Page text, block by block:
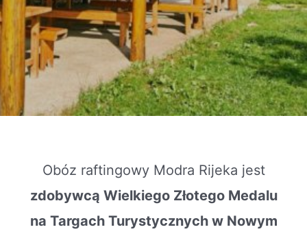
Obóz raftingowy Modra Rijeka jest
zdobywcą Wielkiego Złotego Medalu
na Targach Turystycznych w Nowym